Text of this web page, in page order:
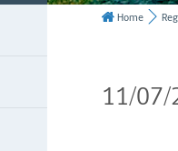
Home
11/